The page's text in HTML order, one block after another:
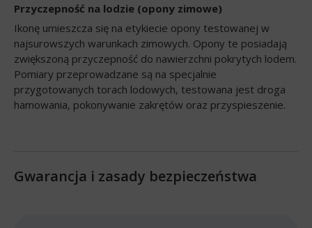
Przyczepność na lodzie (opony zimowe)
Ikonę umieszcza się na etykiecie opony testowanej w
najsurowszych warunkach zimowych. Opony te posiadają
zwiększoną przyczepność do nawierzchni pokrytych lodem.
Pomiary przeprowadzane są na specjalnie
przygotowanych torach lodowych, testowana jest droga
hamowania, pokonywanie zakrętów oraz przyspieszenie.
Gwarancja i zasady bezpieczeństwa